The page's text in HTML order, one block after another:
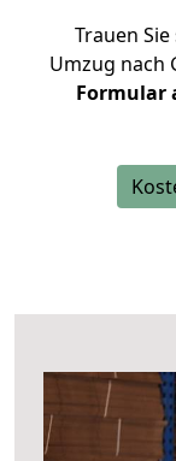
Trauen
Umzug nach
Formular